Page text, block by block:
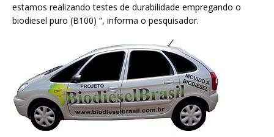
estamos realizando testes de durabilidade empregando o
biodiesel puro (B100) “, informa o pesquisador.